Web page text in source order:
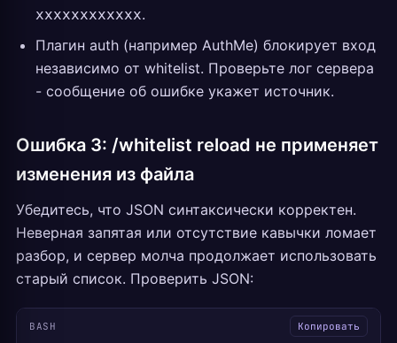
xxxxxxxxxxxx.
Плагин auth (например AuthMe) блокирует вход
независимо от whitelist. Проверьте лог сервера
- сообщение об ошибке укажет источник.
Ошибка 3: /whitelist reload не применяет
изменения из файла
Убедитесь, что JSON синтаксически корректен.
Неверная запятая или отсутствие кавычки ломает
разбор, и сервер молча продолжает использовать
старый список. Проверить JSON:
BASH Копировать